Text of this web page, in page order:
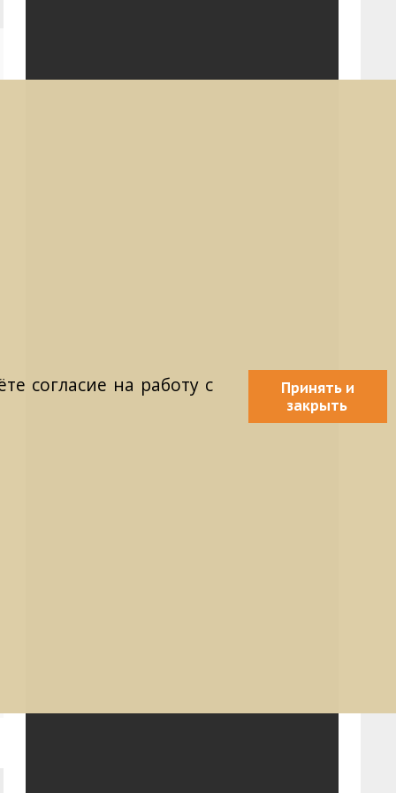
согласие на работу с
Принять и
закрыть